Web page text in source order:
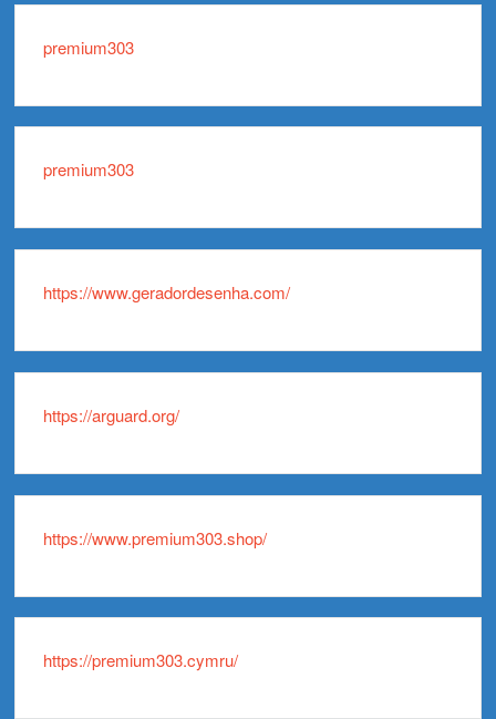
premium303
premium303
https://www.geradordesenha.com/
https://arguard.org/
https://www.premium303.shop/
https://premium303.cymru/